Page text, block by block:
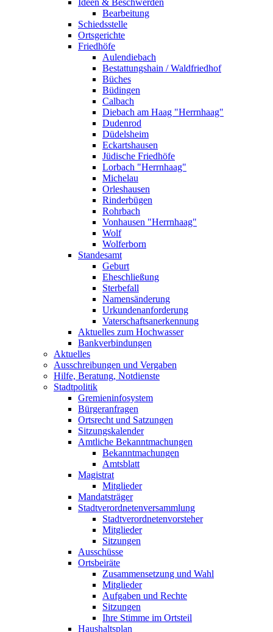
Ideen & Beschwerden
Bearbeitung
Schiedsstelle
Ortsgerichte
Friedhöfe
Aulendiebach
Bestattungshain / Waldfriedhof
Büches
Büdingen
Calbach
Diebach am Haag "Herrnhaag"
Dudenrod
Düdelsheim
Eckartshausen
Jüdische Friedhöfe
Lorbach "Herrnhaag"
Michelau
Orleshausen
Rinderbügen
Rohrbach
Vonhausen "Herrnhaag"
Wolf
Wolferborn
Standesamt
Geburt
Eheschließung
Sterbefall
Namensänderung
Urkundenanforderung
Vaterschaftsanerkennung
Aktuelles zum Hochwasser
Bankverbindungen
Aktuelles
Ausschreibungen und Vergaben
Hilfe, Beratung, Notdienste
Stadtpolitik
Gremieninfosystem
Bürgeranfragen
Ortsrecht und Satzungen
Sitzungskalender
Amtliche Bekanntmachungen
Bekanntmachungen
Amtsblatt
Magistrat
Mitglieder
Mandatsträger
Stadtverordnetenversammlung
Stadtverordnetenvorsteher
Mitglieder
Sitzungen
Ausschüsse
Ortsbeiräte
Zusammensetzung und Wahl
Mitglieder
Aufgaben und Rechte
Sitzungen
Ihre Stimme im Ortsteil
Haushaltsplan